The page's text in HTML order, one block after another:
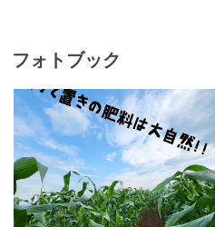
フォトブック